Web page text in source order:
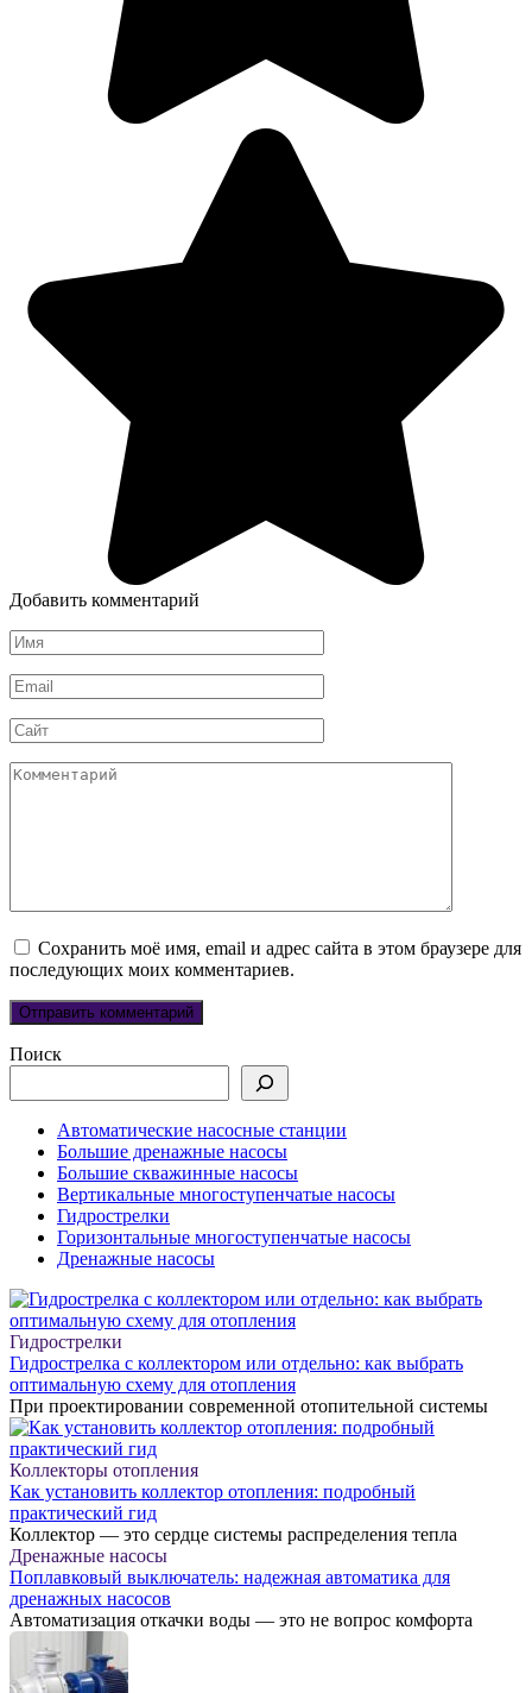
Добавить комментарий
Имя
*
Email
*
Сайт
Комментарий
Сохранить моё имя, email и адрес сайта в этом браузере для
последующих моих комментариев.
Поиск
Автоматические насосные станции
Большие дренажные насосы
Большие скважинные насосы
Вертикальные многоступенчатые насосы
Гидрострелки
Горизонтальные многоступенчатые насосы
Дренажные насосы
Гидрострелки
Гидрострелка с коллектором или отдельно: как выбрать
оптимальную схему для отопления
При проектировании современной отопительной системы
Коллекторы отопления
Как установить коллектор отопления: подробный
практический гид
Коллектор — это сердце системы распределения тепла
Дренажные насосы
Поплавковый выключатель: надежная автоматика для
дренажных насосов
Автоматизация откачки воды — это не вопрос комфорта